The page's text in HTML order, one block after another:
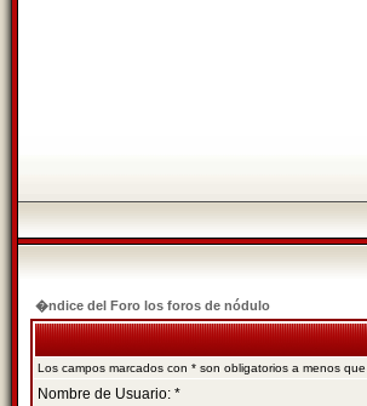
�ndice del Foro los foros de nódulo
Los campos marcados con * son obligatorios a menos
Nombre de Usuario: *